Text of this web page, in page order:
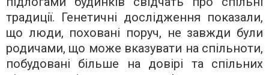
традиції. Генетичні дослідження показали,
що люди, поховані поруч, не завжди були
родичами, що може вказувати на спільноти,
побудовані більше на довірі та спільних